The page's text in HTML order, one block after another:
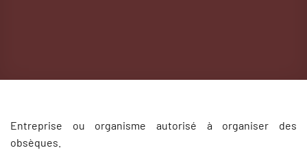
Entreprise ou organisme autorisé à organiser des
obsèques.